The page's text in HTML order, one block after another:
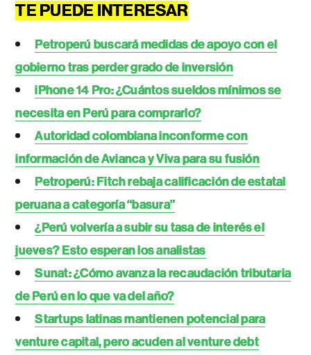
TE PUEDE INTERESAR
Petroperú buscará medidas de apoyo con el
gobierno tras perder grado de inversión
iPhone 14 Pro: ¿Cuántos sueldos mínimos se
necesita en Perú para comprarlo?
Autoridad colombiana inconforme con
información de Avianca y Viva para su fusión
Petroperú: Fitch rebaja calificación de estatal
peruana a categoría “basura”
¿Perú volvería a subir su tasa de interés el
jueves? Esto esperan los analistas
Sunat: ¿Cómo avanza la recaudación tributaria
de Perú en lo que va del año?
Startups latinas mantienen potencial para
venture capital, pero acuden al venture debt